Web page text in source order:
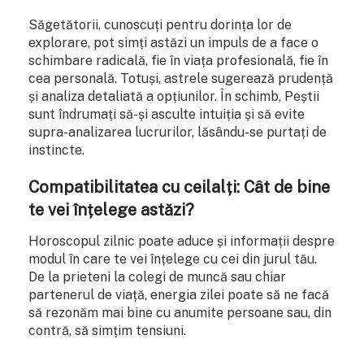
Săgetătorii, cunoscuți pentru dorința lor de
explorare, pot simți astăzi un impuls de a face o
schimbare radicală, fie în viața profesională, fie în
cea personală. Totuși, astrele sugerează prudență
și analiza detaliată a opțiunilor. În schimb, Peștii
sunt îndrumați să-și asculte intuiția și să evite
supra-analizarea lucrurilor, lăsându-se purtați de
instincte.
Compatibilitatea cu ceilalți: Cât de bine
te vei înțelege astăzi?
Horoscopul zilnic poate aduce și informații despre
modul în care te vei înțelege cu cei din jurul tău.
De la prieteni la colegi de muncă sau chiar
partenerul de viață, energia zilei poate să ne facă
să rezonăm mai bine cu anumite persoane sau, din
contră, să simțim tensiuni.